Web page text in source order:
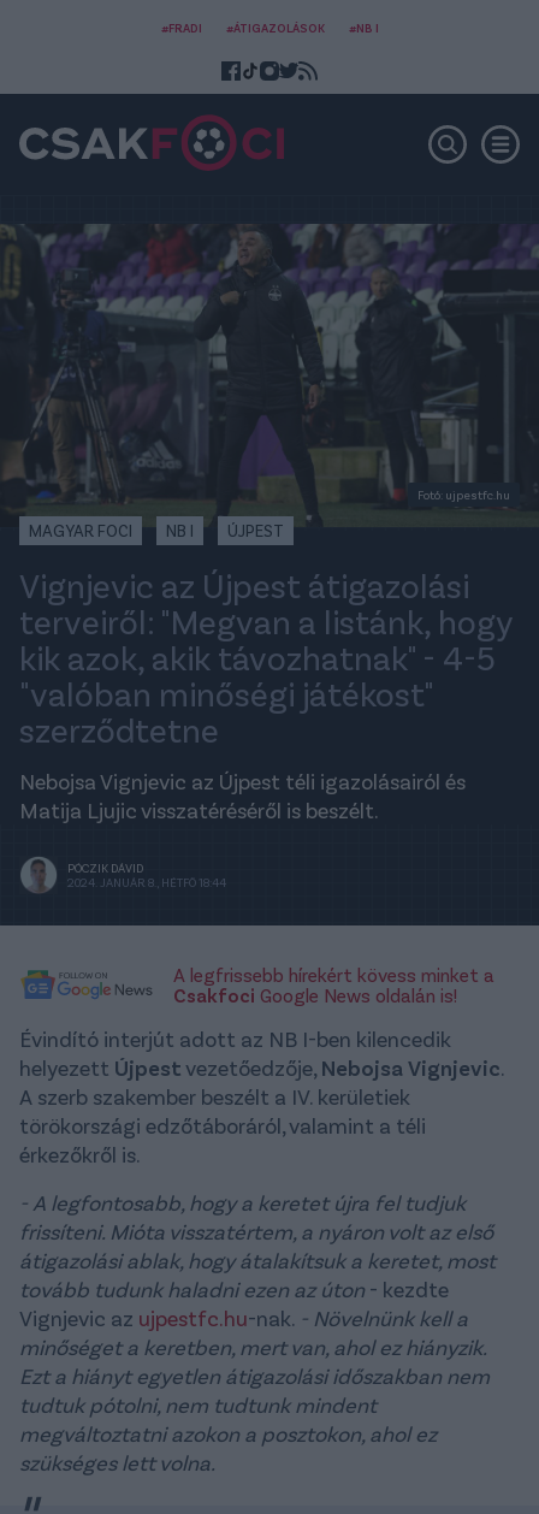
#FRADI #ÁTIGAZOLÁSOK #NB I
Fotó: ujpestfc.hu
MAGYAR FOCI NB I ÚJPEST
Vignjevic az Újpest átigazolási
terveiről: "Megvan a listánk, hogy
kik azok, akik távozhatnak" - 4-5
"valóban minőségi játékost"
szerződtetne
Nebojsa Vignjevic az Újpest téli igazolásairól és
Matija Ljujic visszatéréséről is beszélt.
PÓCZIK DÁVID
2024. JANUÁR 8., HÉTFŐ 18:44
A legfrissebb hírekért kövess minket a
Csakfoci Google News oldalán is!
Évindító interjút adott az NB I-ben kilencedik
helyezett Újpestvezetőedzője, NebojsaVignjevic.
A szerb szakember beszélt a IV. kerületiek
törökországi edzőtáboráról, valamint a téli
érkezőkről is.
- A legfontosabb, hogy a keretet újra fel tudjuk
frissíteni. Mióta visszatértem, a nyáron volt az első
átigazolási ablak, hogy átalakítsuk a keretet, most
tovább tudunk haladni ezen az úton - kezdte
Vignjevic az ujpestfc.hu-nak. - Növelnünk kell a
minőséget a keretben, mert van, ahol ez hiányzik.
Ezt a hiányt egyetlen átigazolási időszakban nem
tudtuk pótolni, nem tudtunk mindent
megváltoztatni azokon a posztokon, ahol ez
szükséges lett volna.